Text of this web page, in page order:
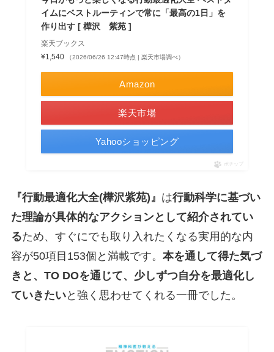
イムにベストルーティンで常に「最高の1日」を
作り出す [ 樺沢 紫苑 ]
楽天ブックス
¥1,540
（2026/06/26 12:47時点 | 楽天市場調べ）
Amazon
楽天市場
Yahooショッピング
ポチップ
『行動最適化大全(樺沢紫苑)』 は行動科学に基づい
た理論が具体的なアクションとして紹介されてい
るため、すぐにでも取り入れたくなる実用的な内
容が50項目153個と満載です。 本を通して得た気づ
きと、TO DOを通じて、少しずつ自分を最適化し
ていきたいと強く思わせてくれる一冊でした。